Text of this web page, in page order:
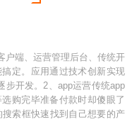
户端、运营管理后台、传统开
定。应用通过技术创新实现
步开发。2、app运营传统app
购完毕准备付款时却傻眼了
索框快速找到自己想要的产